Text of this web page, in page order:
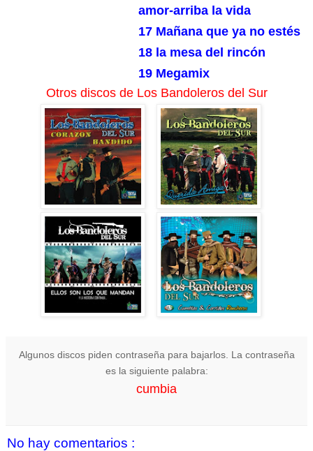
amor-arriba la vida
17 Mañana que ya no estés
18 la mesa del rincón
19 Megamix
Otros discos de Los Bandoleros del Sur
Algunos discos piden contraseña para bajarlos. La contraseña
es la siguiente palabra:
cumbia
No hay comentarios :